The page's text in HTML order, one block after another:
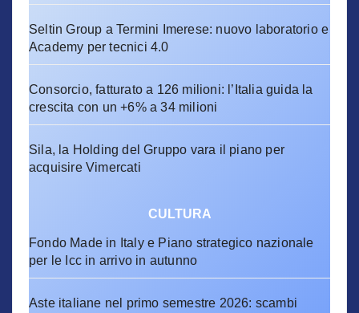
Seltin Group a Termini Imerese: nuovo laboratorio e
Academy per tecnici 4.0
Consorcio, fatturato a 126 milioni: l’Italia guida la
crescita con un +6% a 34 milioni
Sila, la Holding del Gruppo vara il piano per
acquisire Vimercati
CULTURA
Fondo Made in Italy e Piano strategico nazionale
per le Icc in arrivo in autunno
Aste italiane nel primo semestre 2026: scambi